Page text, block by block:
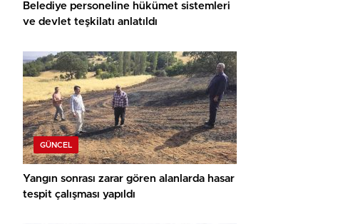
Belediye personeline hükümet sistemleri
ve devlet teşkilatı anlatıldı
GÜNCEL
Yangın sonrası zarar gören alanlarda hasar
tespit çalışması yapıldı